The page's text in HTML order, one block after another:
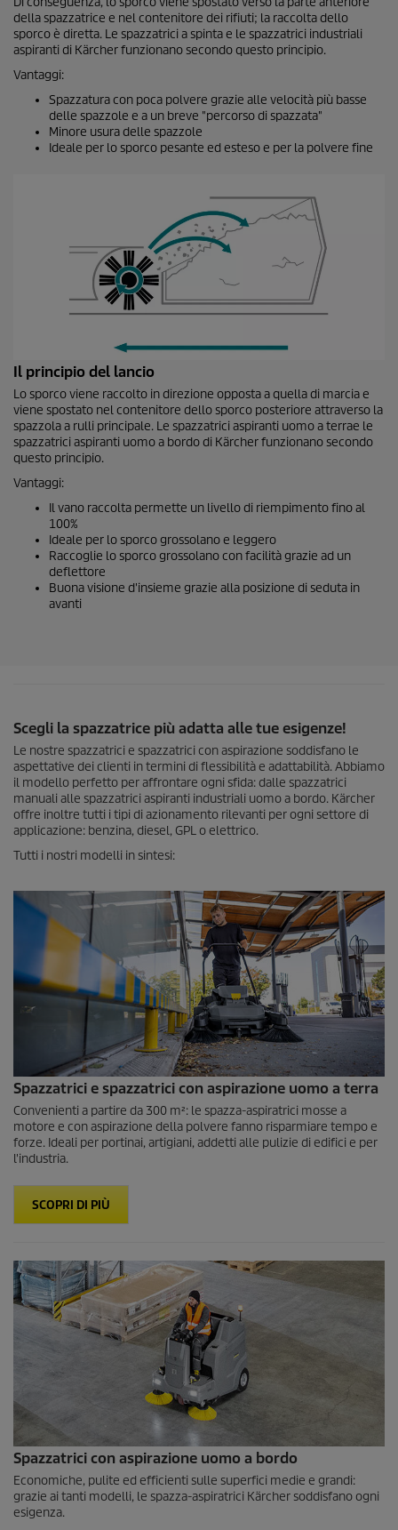
della spazzatrice e nel contenitore dei rifiuti; la raccolta dello
sporco è diretta. Le spazzatrici a spinta e le spazzatrici industriali
aspiranti di Kärcher funzionano secondo questo principio.
Vantaggi:
Spazzatura con poca polvere grazie alle velocità più basse
delle spazzole e a un breve "percorso di spazzata"
Minore usura delle spazzole
Ideale per lo sporco pesante ed esteso e per la polvere fine
Il principio del lancio
Lo sporco viene raccolto in direzione opposta a quella di marcia e
viene spostato nel contenitore dello sporco posteriore attraverso la
spazzola a rulli principale. Le spazzatrici aspiranti uomo a terrae le
spazzatrici aspiranti uomo a bordo di Kärcher funzionano secondo
questo principio.
Vantaggi:
Il vano raccolta permette un livello di riempimento fino al
100%
Ideale per lo sporco grossolano e leggero
Raccoglie lo sporco grossolano con facilità grazie ad un
deflettore
Buona visione d'insieme grazie alla posizione di seduta in
avanti
Scegli la spazzatrice più adatta alle tue esigenze!
Le nostre spazzatrici e spazzatrici con aspirazione soddisfano le
aspettative dei clienti in termini di flessibilità e adattabilità. Abbiamo
il modello perfetto per affrontare ogni sfida: dalle spazzatrici
manuali alle spazzatrici aspiranti industriali uomo a bordo. Kärcher
offre inoltre tutti i tipi di azionamento rilevanti per ogni settore di
applicazione: benzina, diesel, GPL o elettrico.
Tutti i nostri modelli in sintesi:
Spazzatrici e spazzatrici con aspirazione uomo a terra
Convenienti a partire da 300 m²: le spazza-aspiratrici mosse a
motore e con aspirazione della polvere fanno risparmiare tempo e
forze. Ideali per portinai, artigiani, addetti alle pulizie di edifici e per
l'industria.
SCOPRI DI PIÙ
Spazzatrici con aspirazione uomo a bordo
Economiche, pulite ed efficienti sulle superfici medie e grandi:
grazie ai tanti modelli, le spazza-aspiratrici Kärcher soddisfano ogni
esigenza.